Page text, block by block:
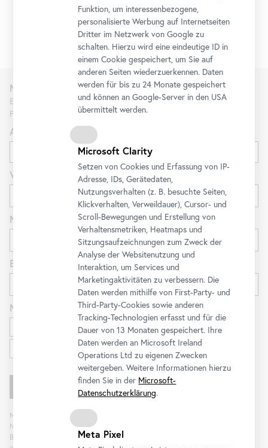
zugehörige Ausstellung
JOSEPH BEUYS
Newsletter
Erfahren Sie als Erste*r über neue Ausstellungen, Workshops,
Führungen und Aktionen des Belvedere.
Anrede
Vorname
Nachname
E-Mail
Newsletter
Ausstellungen und Programm
Mit „Registrieren“ stimmen Sie der Verarbeitung Ihrer Daten sowie Analyse der
Newsletterinteraktion zum Zweck der Newsletterzusendung durch das
Belvedere zu. Die Einwilligung kann widerrufen werden. Weitere Informationen
Funktion, um interessenbezogene,
personalisierte Werbung auf Internetseiten
Dritter im Netzwerk von Google zu
schalten. Hierzu wird eine eindeutige ID in
einem Cookie gespeichert, um Sie auf
anderen Seiten wiederzuerkennen. Daten
werden für bis zu 24 Monate gespeichert
und können an Google-Server in den USA
übermittelt werden.
Microsoft Clarity
Setzen von Cookies und Erfassung von IP-
Adresse, IDs, Gerätedaten,
Nutzungsverhalten (z. B. besuchte Seiten,
Klickverhalten, Verweildauer), Cursor- und
Scroll-Bewegungen und Erstellung von
Verhaltensmetriken, Heatmaps und
Sitzungsaufzeichnungen zum Zweck der
Analyse der Websitenutzung und
Interaktion, um Services und
Marketingaktivitäten zu verbessern. Die
Daten werden mithilfe von First-Party- und
Third-Party-Cookies sowie anderen
Tracking-Technologien erfasst und für die
Dauer von 13 Monaten gespeichert. Ihre
Daten werden an Microsoft Ireland
Operations Ltd zu eigenen Zwecken
weitergeben. Weitere Informationen hierzu
finden Sie in der Microsoft-
Datenschutzerklärung.
Meta Pixel